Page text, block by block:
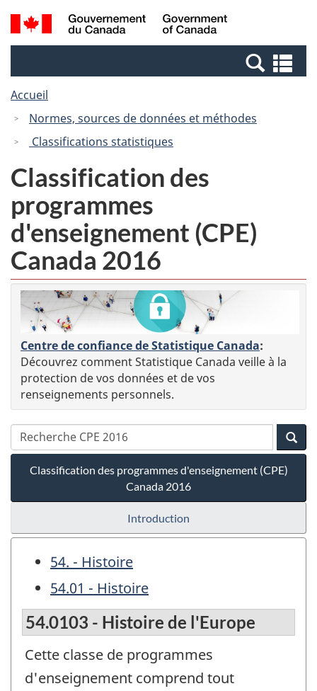
Passer
au
Passer
à
Canada
Recherche
et
et
Accueil
Normes, sources de données et méthodes
Classifications statistiques
Classification des
programmes
d'enseignement (CPE)
Canada 2016
Centre de confiance de Statistique Canada:
Découvrez comment Statistique Canada veille à la
protection de vos données et de vos
renseignements personnels.
Classification des programmes d'enseignement (CPE)
Canada 2016
Introduction
54. - Histoire
54.01 - Histoire
54.0103 - Histoire de l'Europe
Cette classe de programmes
d'enseignement comprend tout